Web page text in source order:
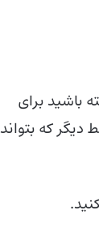
باشید برای
دیگر که بتواند